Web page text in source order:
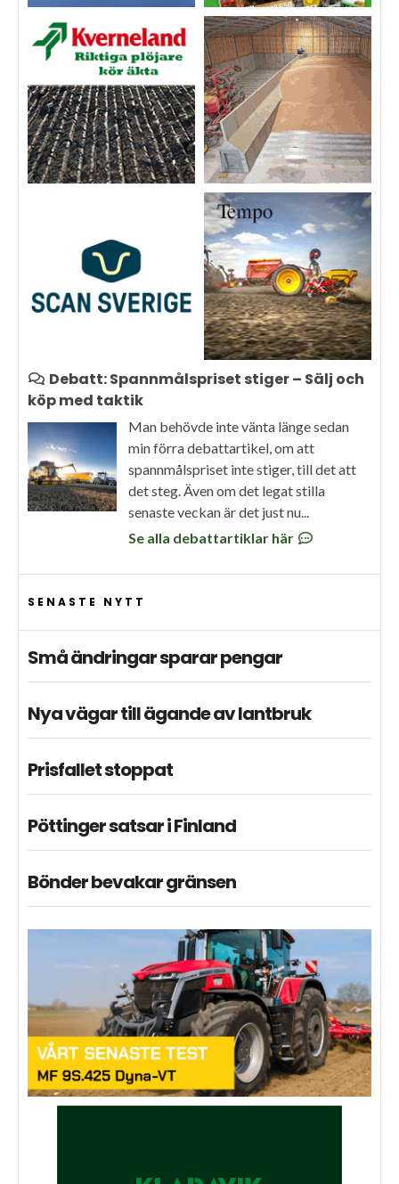
Debatt: Spannmålspriset stiger – Sälj och
köp med taktik
Man behövde inte vänta länge sedan
min förra debattartikel, om att
spannmålspriset inte stiger, till det att
det steg. Även om det legat stilla
senaste veckan är det just nu...
Se alla debattartiklar här
SENASTE NYTT
Små ändringar sparar pengar
Nya vägar till ägande av lantbruk
Prisfallet stoppat
Pöttinger satsar i Finland
Bönder bevakar gränsen